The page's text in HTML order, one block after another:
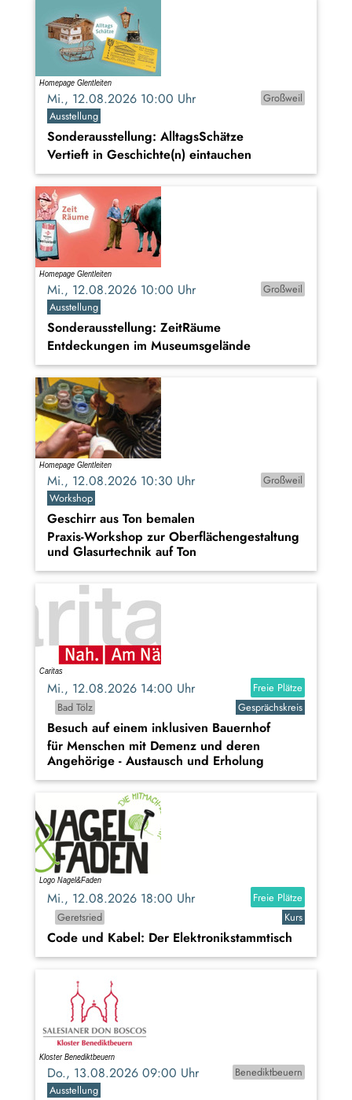
Mi., 12.08.2026 10:00 Uhr
Großweil
Ausstellung
Sonderausstellung: AlltagsSchätze
Vertieft in Geschichte(n) eintauchen
Mi., 12.08.2026 10:00 Uhr
Großweil
Ausstellung
Sonderausstellung: ZeitRäume
Entdeckungen im Museumsgelände
Mi., 12.08.2026 10:30 Uhr
Großweil
Workshop
Geschirr aus Ton bemalen
Praxis-Workshop zur Oberflächengestaltung
und Glasurtechnik auf Ton
Mi., 12.08.2026 14:00 Uhr
Freie Plätze
Bad Tölz
Gesprächskreis
Besuch auf einem inklusiven Bauernhof
für Menschen mit Demenz und deren
Angehörige - Austausch und Erholung
Mi., 12.08.2026 18:00 Uhr
Freie Plätze
Geretsried
Kurs
Code und Kabel: Der Elektronikstammtisch
Do., 13.08.2026 09:00 Uhr
Benediktbeuern
Ausstellung